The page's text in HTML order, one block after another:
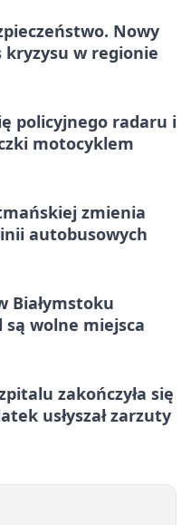
Nowy
kryzysu w regionie
policyjnego radaru i
motocyklem
zmienia
autobusowych
Białymstoku
wolne miejsca
zakończyła się
usłyszał zarzuty